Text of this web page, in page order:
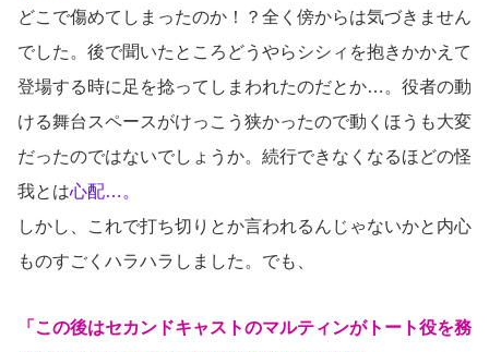
どこで傷めてしまったのか！？全く傍からは気づきません
でした。後で聞いたところどうやらシシィを抱きかかえて
登場する時に足を捻ってしまわれたのだとか…。役者の動
ける舞台スペースがけっこう狭かったので動くほうも大変
だったのではないでしょうか。続行できなくなるほどの怪
我とは心配…。
しかし、これで打ち切りとか言われるんじゃないかと内心
ものすごくハラハラしました。でも、
「この後はセカンドキャストのマルティンがトート役を務